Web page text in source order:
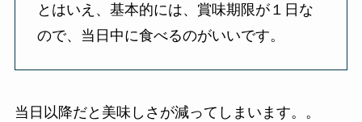
とはいえ、基本的には、賞味期限が１日な
ので、当日中に食べるのがいいです。
当日以降だと美味しさが減ってしまいます。。